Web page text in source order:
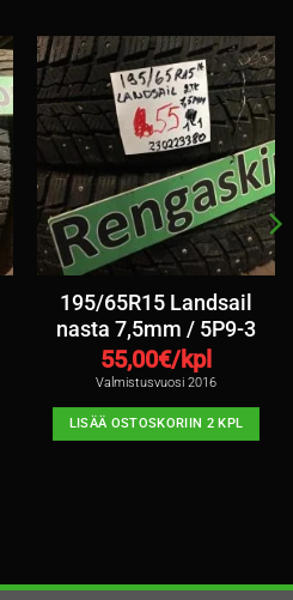
195/65R15 Landsail
nasta 7,5mm / 5P9-3
55,00€/kpl
Valmistusvuosi 2016
LISÄÄ OSTOSKORIIN 2 KPL